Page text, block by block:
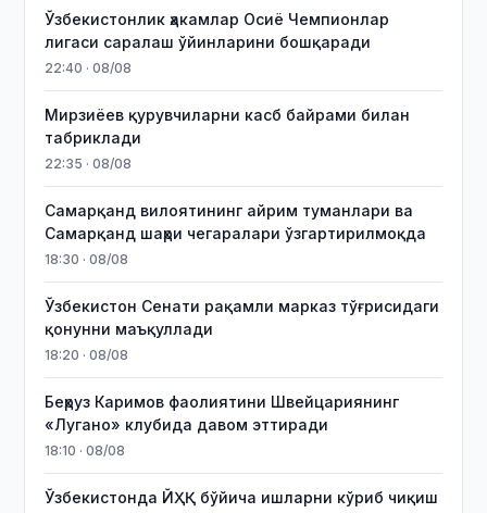
Ўзбекистонлик ҳакамлар Осиё Чемпионлар
лигаси саралаш ўйинларини бошқаради
22:40 · 08/08
Мирзиёев қурувчиларни касб байрами билан
табриклади
22:35 · 08/08
Самарқанд вилоятининг айрим туманлари ва
Самарқанд шаҳри чегаралари ўзгартирилмоқда
18:30 · 08/08
Ўзбекистон Сенати рақамли марказ тўғрисидаги
қонунни маъқуллади
18:20 · 08/08
Беҳруз Каримов фаолиятини Швейцариянинг
«Лугано» клубида давом эттиради
18:10 · 08/08
Ўзбекистонда ЙҲҚ бўйича ишларни кўриб чиқиш